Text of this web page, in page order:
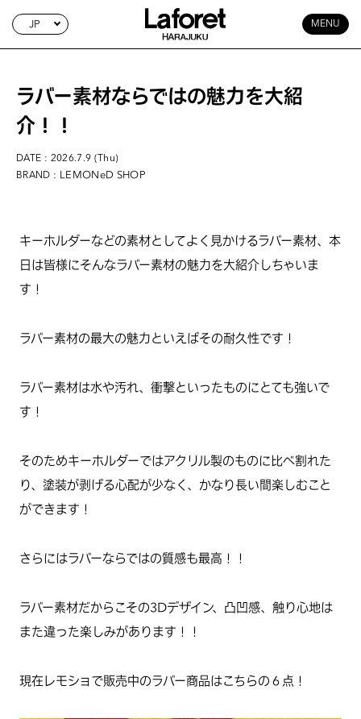
JP MENU
ラバー素材ならではの魅力を大紹
介！！
DATE : 2026.7.9 (Thu)
BRAND : LEMONeD SHOP
キーホルダーなどの素材としてよく見かけるラバー素材、本
日は皆様にそんなラバー素材の魅力を大紹介しちゃいま
す！
ラバー素材の最大の魅力といえばその耐久性です！
ラバー素材は水や汚れ、衝撃といったものにとても強いで
す！
そのためキーホルダーではアクリル製のものに比べ割れた
り、塗装が剥げる心配が少なく、かなり長い間楽しむこと
ができます！
さらにはラバーならではの質感も最高！！
ラバー素材だからこその3Dデザイン、凸凹感、触り心地は
また違った楽しみがあります！！
現在レモショで販売中のラバー商品はこちらの６点！